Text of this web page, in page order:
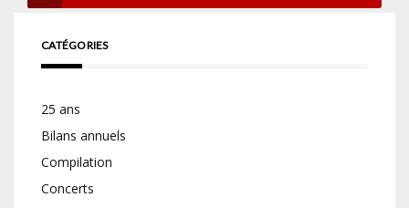
CATÉGORIES
25 ans
Bilans annuels
Compilation
Concerts